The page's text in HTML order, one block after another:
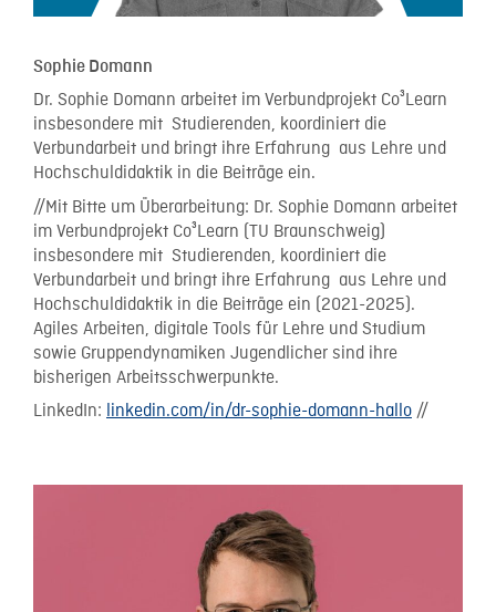
Sophie Domann
Dr. Sophie Domann arbeitet im Verbundprojekt Co³Learn
insbesondere mit Studierenden, koordiniert die
Verbundarbeit und bringt ihre Erfahrung aus Lehre und
Hochschuldidaktik in die Beiträge ein.
//Mit Bitte um Überarbeitung: Dr. Sophie Domann arbeitet
im Verbundprojekt Co³Learn (TU Braunschweig)
insbesondere mit Studierenden, koordiniert die
Verbundarbeit und bringt ihre Erfahrung aus Lehre und
Hochschuldidaktik in die Beiträge ein (2021-2025).
Agiles Arbeiten, digitale Tools für Lehre und Studium
sowie Gruppendynamiken Jugendlicher sind ihre
bisherigen Arbeitsschwerpunkte.
LinkedIn: linkedin.com/in/dr-sophie-domann-hallo //